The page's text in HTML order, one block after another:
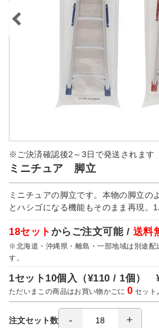
※ご決済確認後2～3日で発送されます
ミニチュア 脚立
ミニチュアの脚立です。本物の脚立の
とハシゴになる機能もそのまま再現。
18セット からご注文可能 / 送料
※北海道・沖縄県・離島・一部地域は別途配
す。
1セット10個入（¥110 / 1個）
ただいまこの商品はお買い物かごに0 セット
注文セット数